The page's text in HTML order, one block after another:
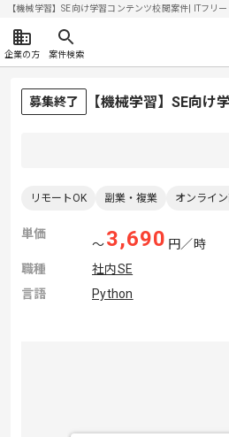
【機械学習】SE向け学習コンテンツ校閲案件| ITフ
企業の方 案件検索
募集終了 【機械学習】SE向
リモートOK 副業・複業 オンライ
単価
〜3,690 円／時
職種
社内SE
言語
Python